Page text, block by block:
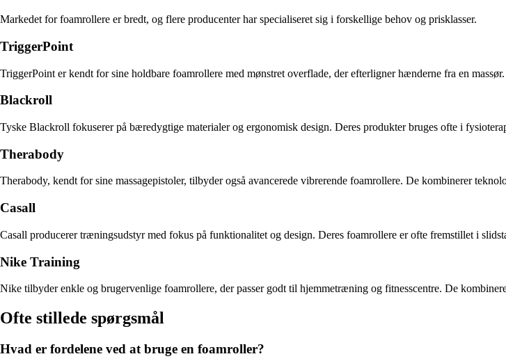
Markedet for foamrollere er bredt, og flere producenter har specialiseret sig i forskellige behov og prisklasser.
TriggerPoint
TriggerPoint er kendt for sine holdbare foamrollere med mønstret overflade, der efterligner hænderne fra en
Blackroll
Tyske Blackroll fokuserer på bæredygtige materialer og ergonomisk design. Deres produkter bruges ofte i
Therabody
Therabody, kendt for sine massagepistoler, tilbyder også avancerede vibrerende foamrollere. De kombinerer
Casall
Casall producerer træningsudstyr med fokus på funktionalitet og design. Deres foamrollere er ofte fremstillet i
Nike Training
Nike tilbyder enkle og brugervenlige foamrollere, der passer godt til hjemmetræning og fitnesscentre. De
Ofte stillede spørgsmål
Hvad er fordelene ved at bruge en foamroller?